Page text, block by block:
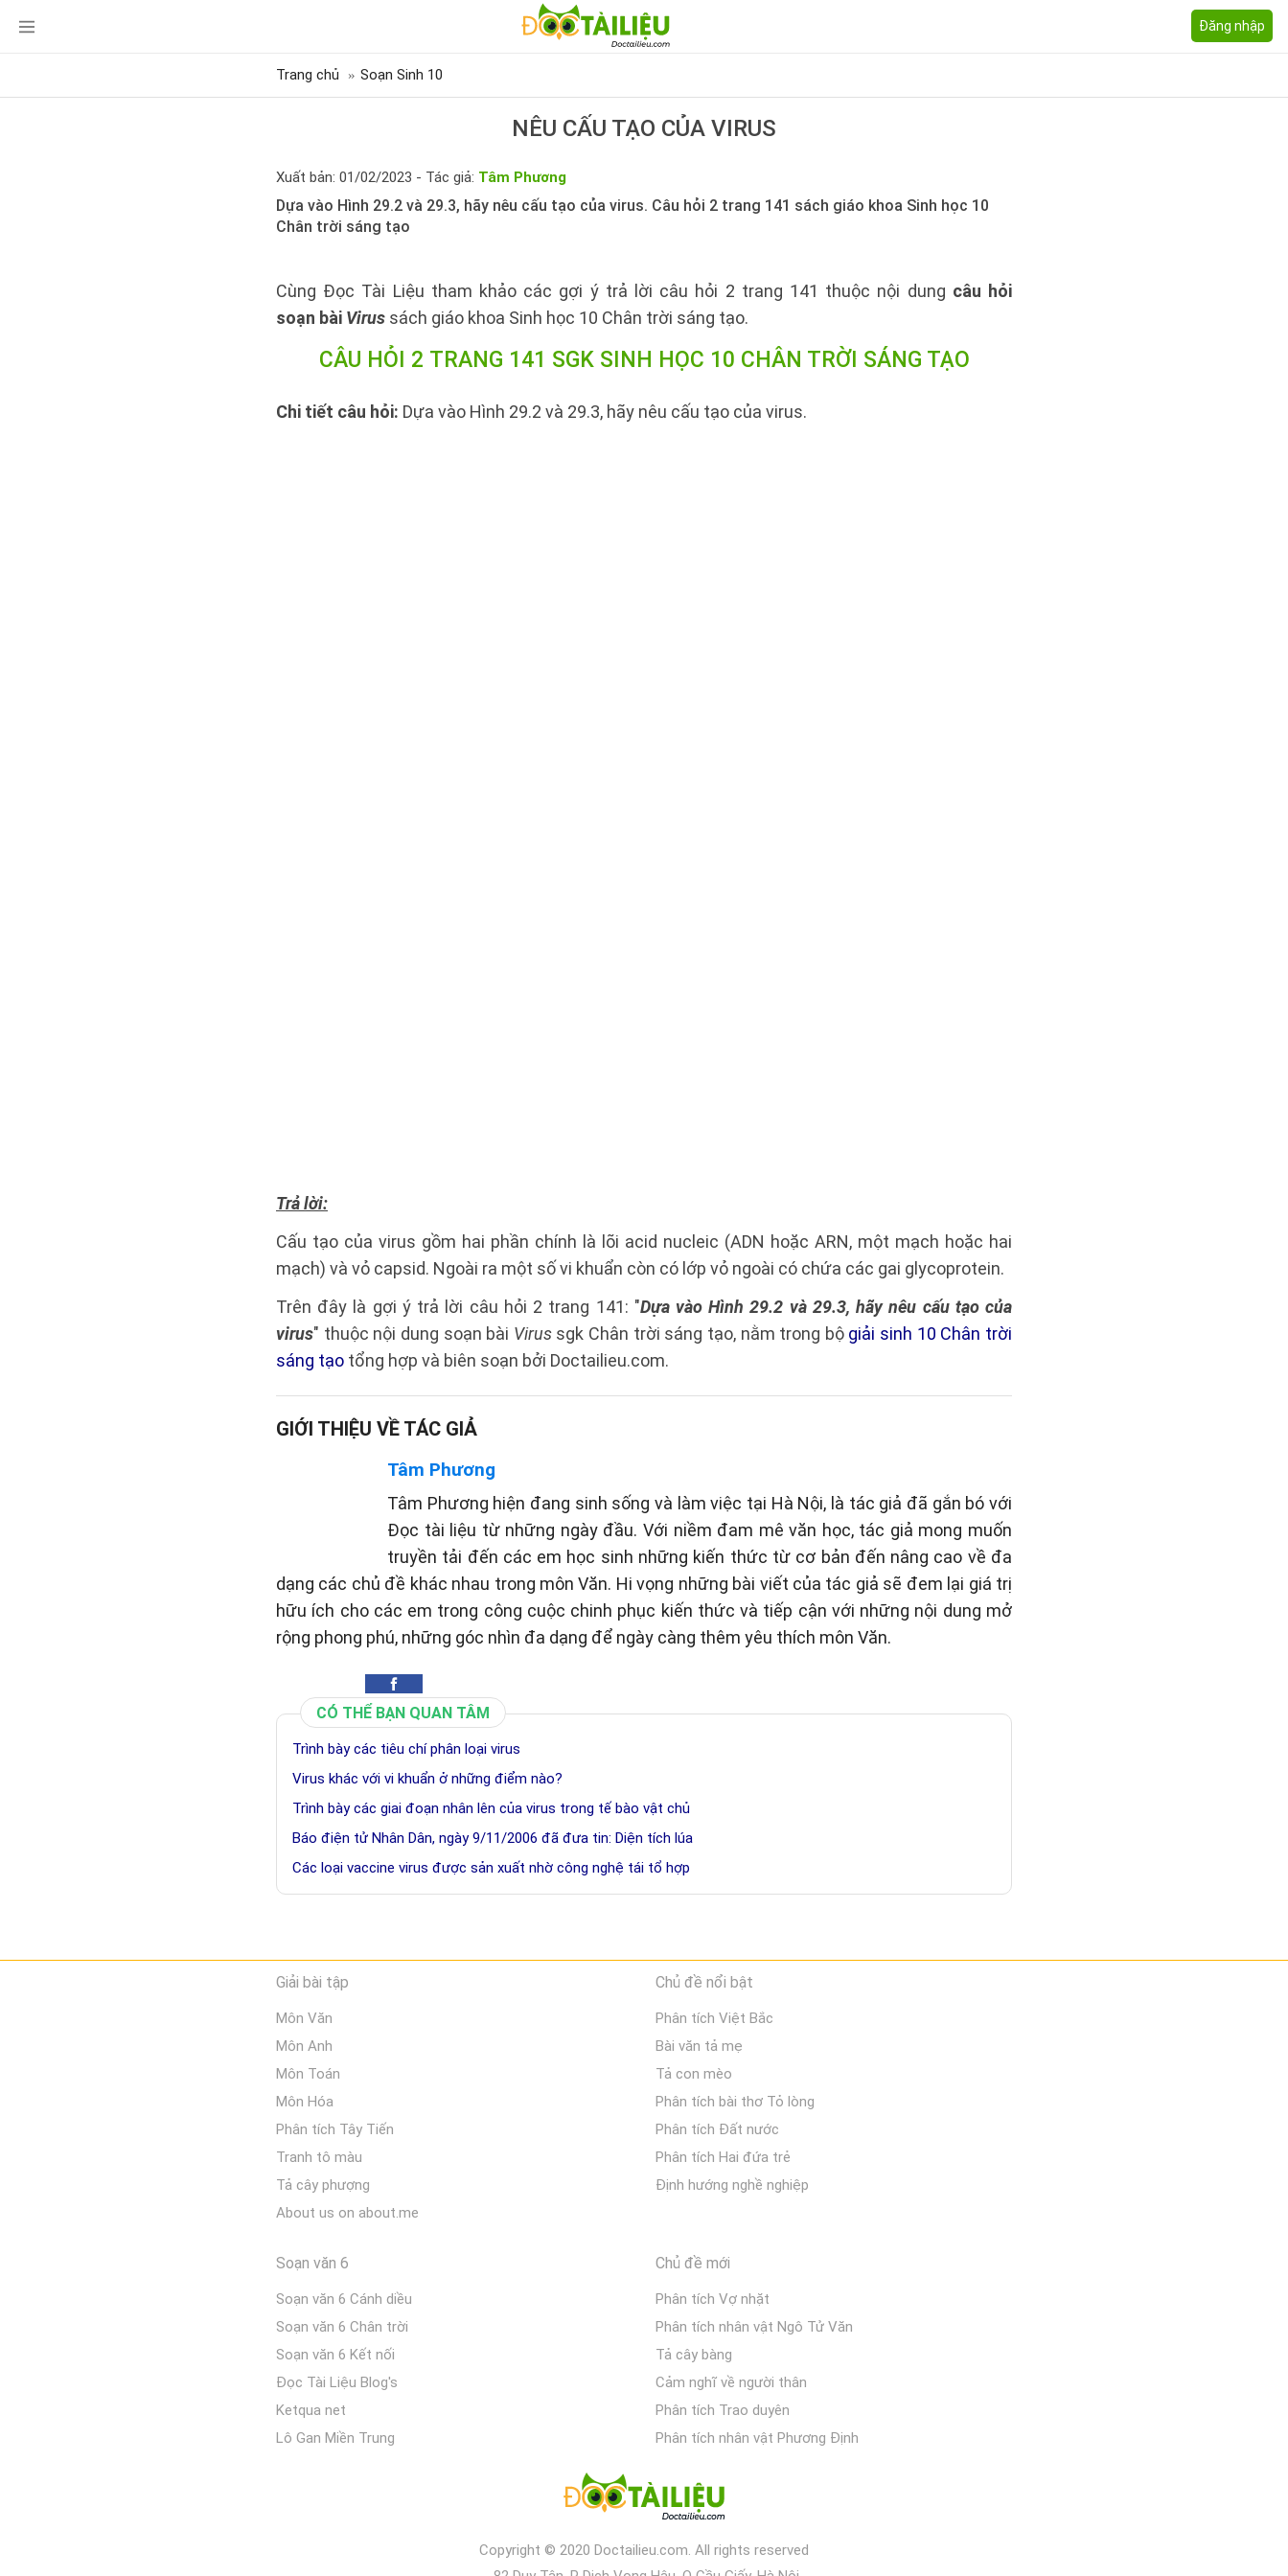
Đăng nhập
Trang chủ Soạn Sinh 10
NÊU CẤU TẠO CỦA VIRUS
Xuất bản: 01/02/2023 - Tác giả: Tâm Phương
Dựa vào Hình 29.2 và 29.3, hãy nêu cấu tạo của virus. Câu hỏi 2 trang 141 sách giáo khoa Sinh học 10
Chân trời sáng tạo
Cùng Đọc Tài Liệu tham khảo các gợi ý trả lời câu hỏi 2 trang 141 thuộc nội dung câu hỏi
soạn bài Virus sách giáo khoa Sinh học 10 Chân trời sáng tạo.
CÂU HỎI 2 TRANG 141 SGK SINH HỌC 10 CHÂN TRỜI SÁNG TẠO
Chi tiết câu hỏi: Dựa vào Hình 29.2 và 29.3, hãy nêu cấu tạo của virus.
Trả lời:
Cấu tạo của virus gồm hai phần chính là lõi acid nucleic (ADN hoặc ARN, một mạch hoặc hai
mạch) và vỏ capsid. Ngoài ra một số vi khuẩn còn có lớp vỏ ngoài có chứa các gai glycoprotein.
Trên đây là gợi ý trả lời câu hỏi 2 trang 141: "Dựa vào Hình 29.2 và 29.3, hãy nêu cấu tạo của
virus" thuộc nội dung soạn bài Virussgk Chân trời sáng tạo, nằm trong bộ giải sinh 10 Chân trời
sáng tạo tổng hợp và biên soạn bởi Doctailieu.com.
GIỚI THIỆU VỀ TÁC GIẢ
Tâm Phương
Tâm Phương hiện đang sinh sống và làm việc tại Hà Nội, là tác giả đã gắn bó với
Đọc tài liệu từ những ngày đầu. Với niềm đam mê văn học, tác giả mong muốn
truyền tải đến các em học sinh những kiến thức từ cơ bản đến nâng cao về đa
dạng các chủ đề khác nhau trong môn Văn. Hi vọng những bài viết của tác giả sẽ đem lại giá trị
hữu ích cho các em trong công cuộc chinh phục kiến thức và tiếp cận với những nội dung mở
rộng phong phú, những góc nhìn đa dạng để ngày càng thêm yêu thích môn Văn.
CÓ THỂ BẠN QUAN TÂM
Trình bày các tiêu chí phân loại virus
Virus khác với vi khuẩn ở những điểm nào?
Trình bày các giai đoạn nhân lên của virus trong tế bào vật chủ
Báo điện tử Nhân Dân, ngày 9/11/2006 đã đưa tin: Diện tích lúa
Các loại vaccine virus được sản xuất nhờ công nghệ tái tổ hợp
Giải bài tập
Môn Văn
Môn Anh
Môn Toán
Môn Hóa
Phân tích Tây Tiến
Tranh tô màu
Tả cây phượng
About us on about.me
Chủ đề nổi bật
Phân tích Việt Bắc
Bài văn tả mẹ
Tả con mèo
Phân tích bài thơ Tỏ lòng
Phân tích Đất nước
Phân tích Hai đứa trẻ
Định hướng nghề nghiệp
Soạn văn 6
Soạn văn 6 Cánh diều
Soạn văn 6 Chân trời
Soạn văn 6 Kết nối
Đọc Tài Liệu Blog's
Ketqua net
Lô Gan Miền Trung
Chủ đề mới
Phân tích Vợ nhặt
Phân tích nhân vật Ngô Tử Văn
Tả cây bàng
Cảm nghĩ về người thân
Phân tích Trao duyên
Phân tích nhân vật Phương Định
Copyright © 2020 Doctailieu.com. All rights reserved